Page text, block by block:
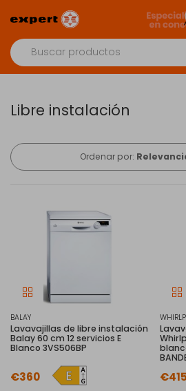
Libre instalación
Ordenar por:
BALAY
Lavavajillas de libre instalación
Balay 60 cm 12 servicios E
Blanco 3VS506BP
€360 €415